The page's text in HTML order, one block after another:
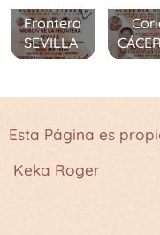
Frontera
SEVILLA
Esta Página es
Keka Roger